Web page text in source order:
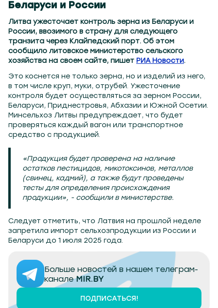
Беларуси и России
Литва ужесточает контроль зерна из Беларуси и
России, ввозимого в страну для следующего
транзита через Клайпедский порт. Об этом
сообщило литовское министерство сельского
хозяйства на своем сайте, пишет РИА Новости.
Это коснется не только зерна, но и изделий из него,
в том числе круп, муки, отрубей. Ужесточение
контроля будет осуществляться за зерном России,
Беларуси, Приднестровья, Абхазии и Южной Осетии.
Минсельхоз Литвы предупреждает, что будет
проверяться каждый вагон или транспортное
средство с продукцией.
«Продукция будет проверена на наличие
остатков пестицидов, микотоксинов, металлов
(свинец, кадмий), а также будут проведены
тесты для определения происхождения
продукции», - сообщили в министерстве.
Следует отметить, что Латвия на прошлой неделе
запретила импорт сельхозпродукции из России и
Беларуси до 1 июля 2025 года.
Больше новостей в нашем телеграм-
каналеMIR.BY
ПОДПИСАТЬСЯ!